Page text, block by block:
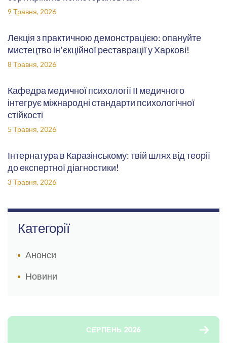
9 Травня, 2026
Лекція з практичною демонстрацією: опануйте
мистецтво ін’єкційної реставрації у Харкові!
8 Травня, 2026
Кафедра медичної психології ІІ медичного
інтегрує міжнародні стандарти психологічної
стійкості
5 Травня, 2026
Інтернатура в Каразінському: твій шлях від теорії
до експертної діагностики!
3 Травня, 2026
Категорії
Анонси
Новини
СЕРПЕНЬ 2026